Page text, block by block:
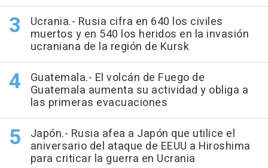
Ucrania.- Rusia cifra en 640 los civiles
muertos y en 540 los heridos en la invasión
ucraniana de la región de Kursk
Guatemala.- El volcán de Fuego de
Guatemala aumenta su actividad y obliga a
las primeras evacuaciones
Japón.- Rusia afea a Japón que utilice el
aniversario del ataque de EEUU a Hiroshima
para criticar la guerra en Ucrania